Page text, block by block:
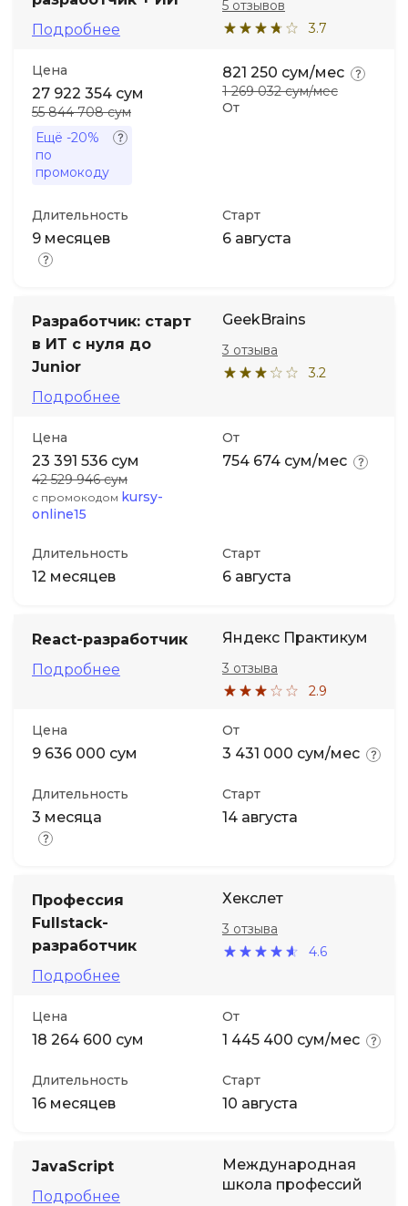
Подробнее
3.7
5 отзывов
Цена
27 922 354 сум
55 844 708 сум
Ещё -20%
по
промокоду
От
821 250 сум/мес
1 269 032 сум/мес
Длительность
9 месяцев
Старт
6 августа
Разработчик: старт
в ИТ с нуля до
Junior
Подробнее
GeekBrains
3.2
3 отзыва
Цена
23 391 536 сум
42 529 946 сум
с промокодом kursy-
online15
От
754 674 сум/мес
Длительность
12 месяцев
Старт
6 августа
React-разработчик
Подробнее
Яндекс Практикум
2.9
3 отзыва
Цена
9 636 000 сум
От
3 431 000 сум/мес
Длительность
3 месяца
Старт
14 августа
Профессия
Fullstack-
разработчик
Подробнее
Хекслет
4.6
3 отзыва
Цена
18 264 600 сум
От
1 445 400 сум/мес
Длительность
16 месяцев
Старт
10 августа
JavaScript
Подробнее
Международная
школа профессий